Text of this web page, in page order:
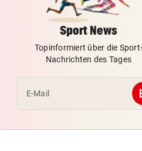
Sport News
Topinformiert über die Sport-
Nachrichten des Tages
E-Mail